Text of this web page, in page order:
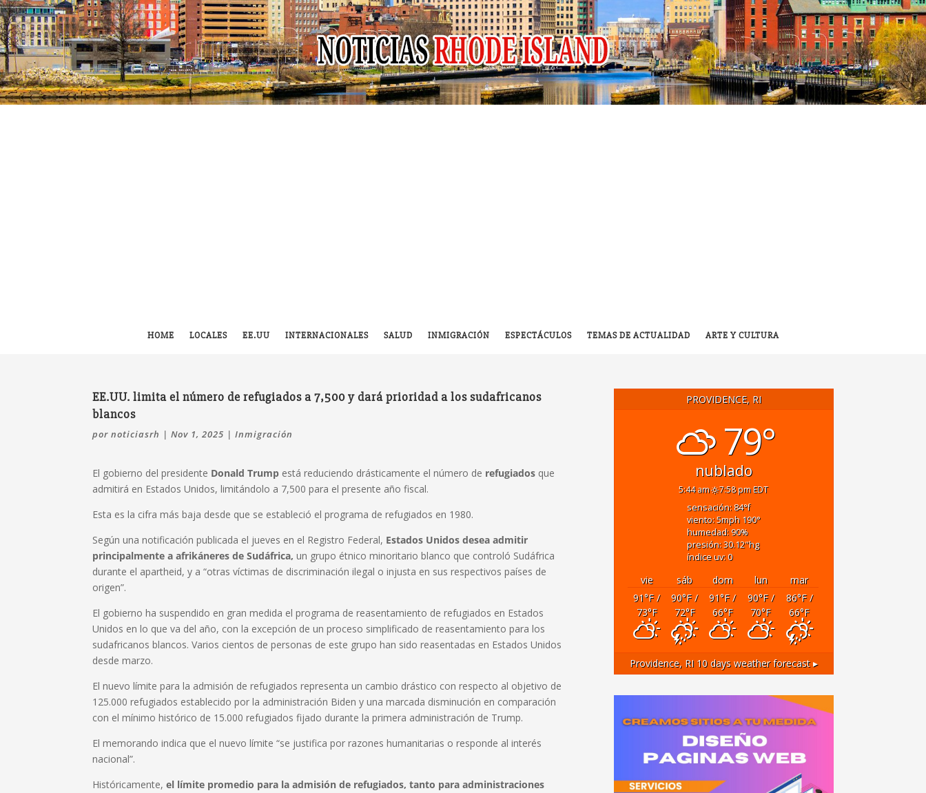
HOME LOCALES EE.UU INTERNACIONALES SALUD INMIGRACIÓN ESPECTÁCULOS TEMAS DE ACTUALIDAD ARTE Y CULTURA
EE.UU. limita el número de refugiados a 7,500 y dará prioridad a los sudafricanos
blancos
pornoticiasrh |Nov 1, 2025 |Inmigración
El gobierno del presidente Donald Trump está reduciendo drásticamente el número de refugiados que
admitirá en Estados Unidos, limitándolo a 7,500 para el presente año fiscal.
Esta es la cifra más baja desde que se estableció el programa de refugiados en 1980.
Según una notificación publicada el jueves en el Registro Federal, Estados Unidos desea admitir
principalmente a afrikáneres de Sudáfrica,un grupo étnico minoritario blanco que controló Sudáfrica
durante el apartheid, y a “otras víctimas de discriminación ilegal o injusta en sus respectivos países de
origen”.
El gobierno ha suspendido en gran medida el programa de reasentamiento de refugiados en Estados
Unidos en lo que va del año, con la excepción de un proceso simplificado de reasentamiento para los
sudafricanos blancos. Varios cientos de personas de este grupo han sido reasentadas en Estados Unidos
desde marzo.
El nuevo límite para la admisión de refugiados representa un cambio drástico con respecto al objetivo de
125.000 refugiados establecido por la administración Biden y una marcada disminución en comparación
con el mínimo histórico de 15.000 refugiados fijado durante la primera administración de Trump.
El memorando indica que el nuevo límite “se justifica por razones humanitarias o responde al interés
nacional”.
Históricamente,el límite promedio para la admisión de refugiados, tanto para administraciones
PROVIDENCE, RI
79°
nublado
5:44 am 7:58 pm EDT
sensación: 84°f
viento: 5mph190°
humedad: 90%
presión: 30.12"hg
índice uv: 0
vie sáb dom lun
mar
91°F/
73°F
90°F/
72°F
91°F/
66°F
90°F/
70°F
86°F/
66°F
Providence, RI10 days weather forecast ▸